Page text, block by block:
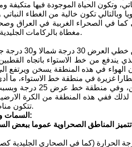
نحو (25) سم أو أقل من ذلك سنويا وبالتالي تكون خالية من
في الصحراء الغربية في العراق
مغطاة بالركامات الجليدية كما في الصحاري القطبية.
خط الاستواء بالذات؟
يندفع من خط الاستواء باتجاه
في هذه المنطقة يسخن ويرتفع
غزيرة في منطقة خط الاستواء، ما
في المنطقة. وبعد أن يتخلص الهواء من
لذلك ففي هذه المنطقة من الكرة
تتكون مناطق جافة تعرف بالصحاري.
السمات والخصائص العامة للصحراء:
من أهمها: